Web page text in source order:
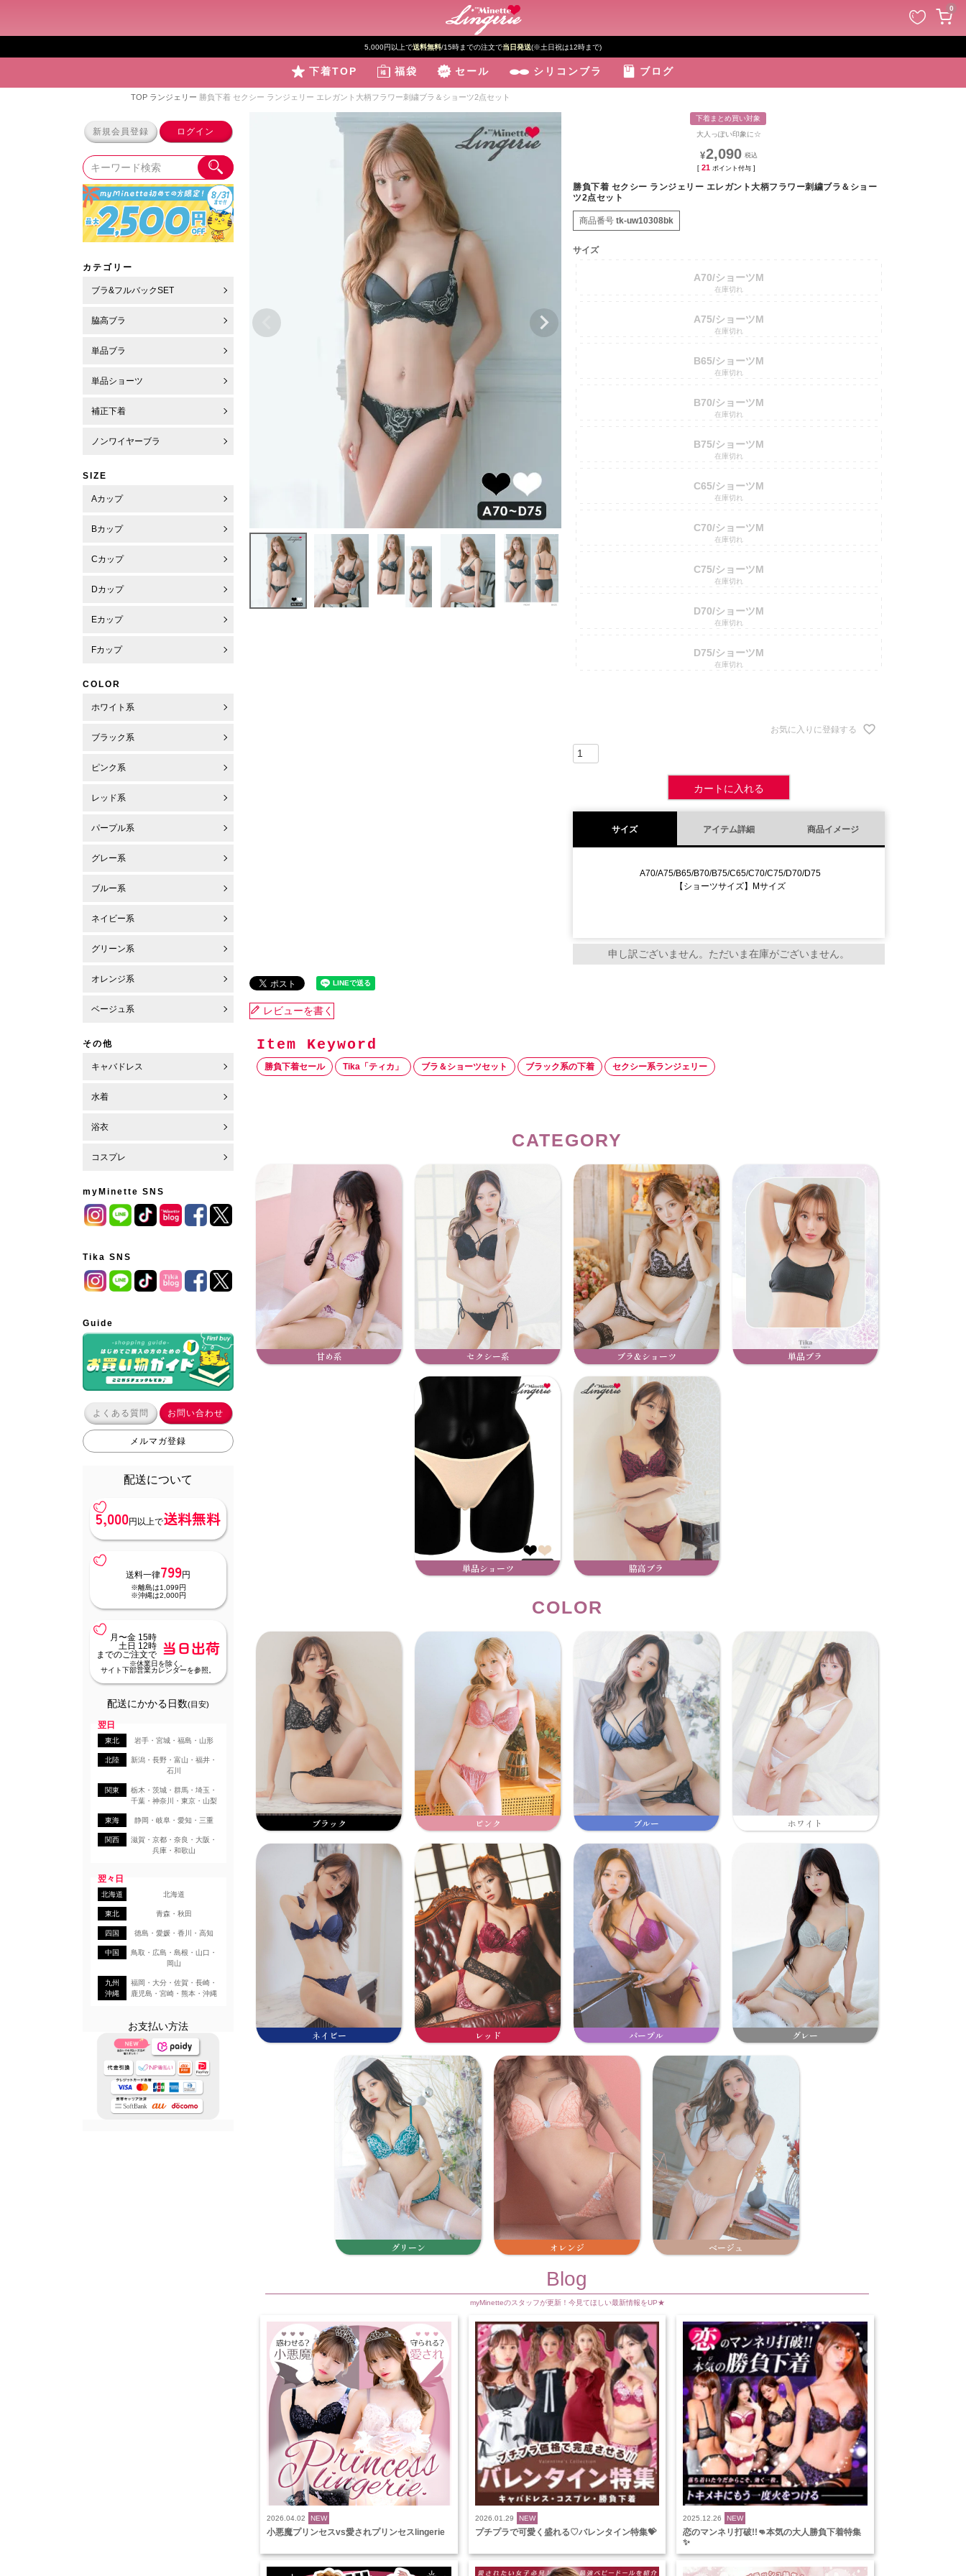
0
5,000円以上で送料無料/15時までの注文で当日発送(※土日祝は12時まで)
下着TOP 福袋 セール シリコンブラ ブログ
TOP ランジェリー 勝負下着 セクシー ランジェリー エレガント大柄フラワー刺繍ブラ＆ショーツ2点セット
新規会員登録 ログイン
カテゴリー
ブラ&フルバックSET
脇高ブラ
単品ブラ
単品ショーツ
補正下着
ノンワイヤーブラ
SIZE
Aカップ
Bカップ
Cカップ
Dカップ
Eカップ
Fカップ
COLOR
ホワイト系
ブラック系
ピンク系
レッド系
パープル系
グレー系
ブルー系
ネイビー系
グリーン系
オレンジ系
ベージュ系
その他
キャバドレス
水着
浴衣
コスプレ
myMinette SNS
Tika SNS
Guide
よくある質問 お問い合わせ
メルマガ登録
配送について
5,000円以上で送料無料
送料一律799円
※離島は1,099円
※沖縄は2,000円
月〜金 15時
土日 12時
までのご注文で
当日出荷
※休業日を除く。
サイト下部営業カレンダーを参照。
配送にかかる日数(目安)
翌日
東北 岩手・宮城・福島・山形
北陸
新潟・長野・富山・福井・
石川
関東
栃木・茨城・群馬・埼玉・
千葉・神奈川・東京・山梨
東海 静岡・岐阜・愛知・三重
関西
滋賀・京都・奈良・大阪・
兵庫・和歌山
翌々日
北海道 北海道
東北 青森・秋田
四国 徳島・愛媛・香川・高知
中国
鳥取・広島・島根・山口・
岡山
九州
沖縄
福岡・大分・佐賀・長崎・
鹿児島・宮崎・熊本・沖縄
お支払い方法
下着まとめ買い対象
大人っぽい印象に☆
¥2,090
[ 21 ポイント付与 ]
勝負下着 セクシー ランジェリー エレガント大柄フラワー刺繍ブラ＆ショー
ツ2点セット
商品番号 tk-uw10308bk
サイズ
A70/ショーツM
在庫切れ
A75/ショーツM
在庫切れ
B65/ショーツM
在庫切れ
B70/ショーツM
在庫切れ
B75/ショーツM
在庫切れ
C65/ショーツM
在庫切れ
C70/ショーツM
在庫切れ
C75/ショーツM
在庫切れ
D70/ショーツM
在庫切れ
D75/ショーツM
在庫切れ
お気に入りに登録する
カートに入れる
サイズ アイテム詳細 商品イメージ
A70/A75/B65/B70/B75/C65/C70/C75/D70/D75
【ショーツサイズ】Mサイズ
申し訳ございません。ただいま在庫がございません。
レビューを書く
勝負下着セール Tika「ティカ」 ブラ＆ショーツセット ブラック系の下着 セクシー系ランジェリー
CATEGORY
甘め系 セクシー系 ブラ&ショーツ 単品ブラ
単品ショーツ 脇高ブラ
COLOR
ブラック ピンク ブルー ホワイト
ネイビー レッド パープル グレー
グリーン オレンジ ベージュ
Blog
myMinetteのスタッフが更新！今見てほしい最新情報をUP★
2026.04.02 NEW
小悪魔プリンセスvs愛されプリンセスlingerie
2026.01.29 NEW
プチプラで可愛く盛れる♡バレンタイン特集💝
2025.12.26 NEW
恋のマンネリ打破!!👊本気の大人勝負下着特集
✨
ジト
ップ